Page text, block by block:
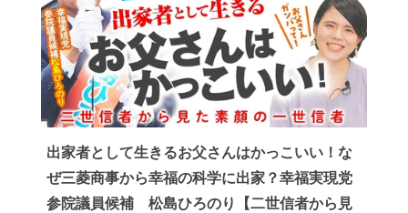
出家者として生きるお父さんはかっこいい！な
ぜ三菱商事から幸福の科学に出家？幸福実現党
参院議員候補 松島ひろのり【二世信者から見